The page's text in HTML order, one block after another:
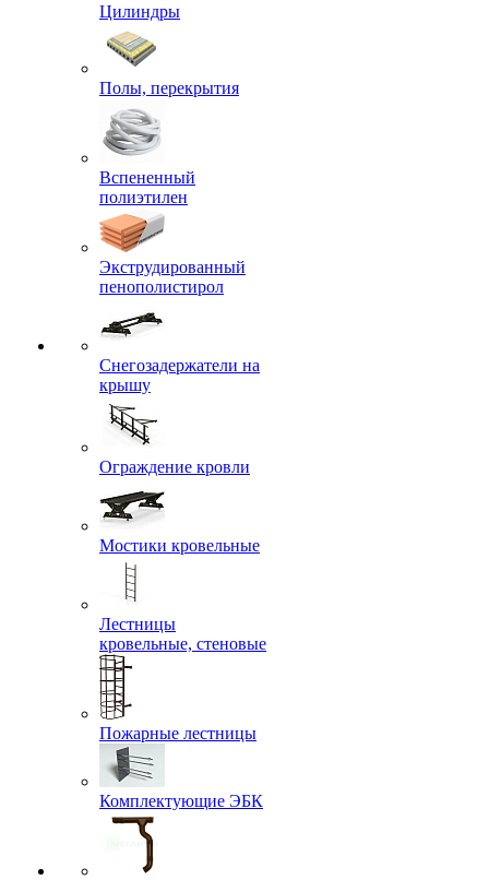
Цилиндры
Полы, перекрытия
Вспененный
полиэтилен
Экструдированный
пенополистирол
Снегозадержатели на
крышу
Ограждение кровли
Мостики кровельные
Лестницы
кровельные, стеновые
Пожарные лестницы
Комплектующие ЭБК